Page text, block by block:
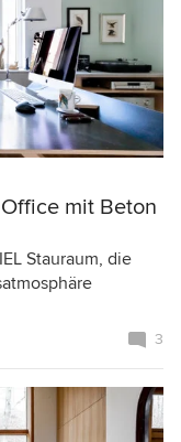
mit Beton
Stauraum, die
3